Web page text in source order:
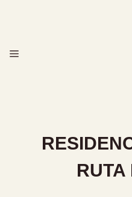
MENÚ
RUTA